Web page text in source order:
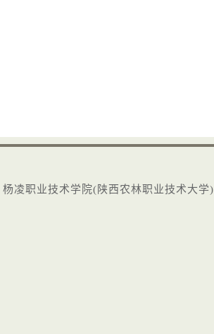
杨凌职业技术学院(陕西农林职业技术大学)